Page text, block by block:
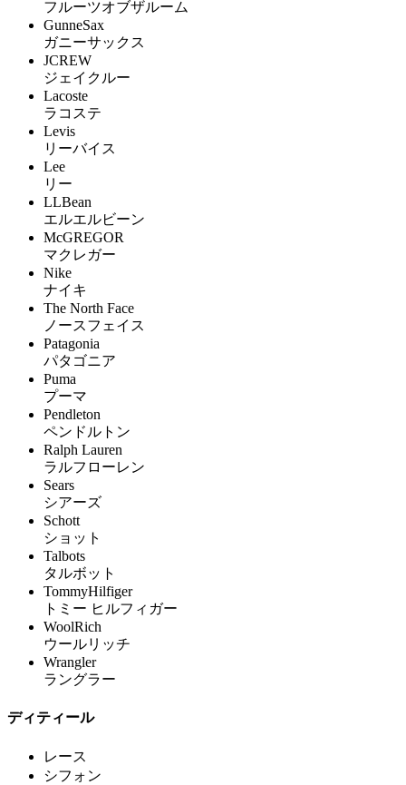
フルーツオブザルーム
GunneSax
ガニーサックス
JCREW
ジェイクルー
Lacoste
ラコステ
Levis
リーバイス
Lee
リー
LLBean
エルエルビーン
McGREGOR
マクレガー
Nike
ナイキ
The North Face
ノースフェイス
Patagonia
パタゴニア
Puma
プーマ
Pendleton
ペンドルトン
Ralph Lauren
ラルフローレン
Sears
シアーズ
Schott
ショット
Talbots
タルボット
TommyHilfiger
トミー ヒルフィガー
WoolRich
ウールリッチ
Wrangler
ラングラー
ディティール
レース
シフォン